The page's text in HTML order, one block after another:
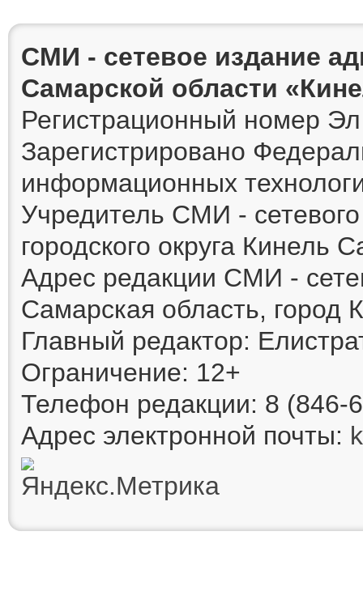
СМИ - сетевое издание
Самарской области
Регистрационный номер
Зарегистрировано
информационных
Учредитель СМИ -
городского округа Кинель
Адрес редакции СМИ -
Самарская область, город
Главный редактор:
Ограничение: 12+
Телефон редакции: 8 (846-
Адрес электронной почты: